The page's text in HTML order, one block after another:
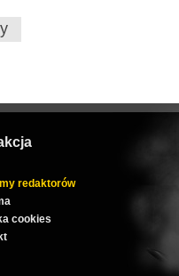
redaktorów
cookies